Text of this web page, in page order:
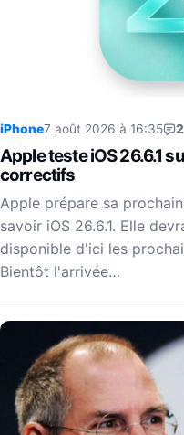
iPhone7 août 2026 à 16:35 2
Apple teste iOS 26.6.1
correctifs
Apple prépare sa
savoir iOS 26.6.1. Elle
disponible d'ici les
Bientôt l'arrivée…